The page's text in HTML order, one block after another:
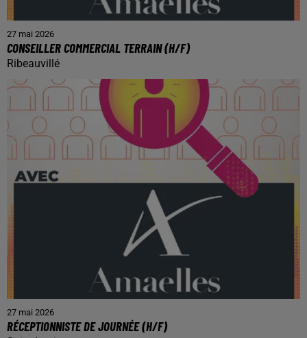
27 mai 2026
CONSEILLER COMMERCIAL TERRAIN (H/F)
Ribeauvillé
27 mai 2026
RÉCEPTIONNISTE DE JOURNÉE (H/F)